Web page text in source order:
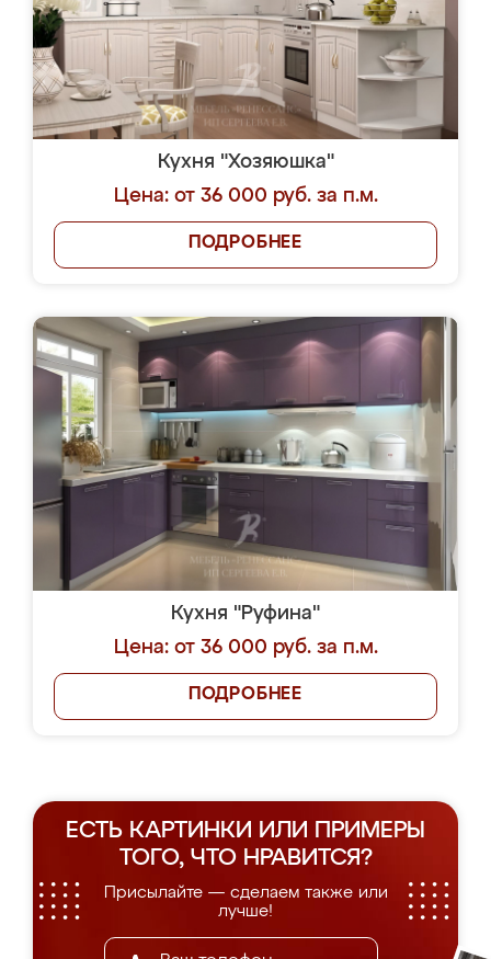
Кухня "Хозяюшка"
Цена: от 36 000 руб. за п.м.
ПОДРОБНЕЕ
Кухня "Руфина"
Цена: от 36 000 руб. за п.м.
ПОДРОБНЕЕ
ЕСТЬ КАРТИНКИ ИЛИ ПРИМЕРЫ
ТОГО, ЧТО НРАВИТСЯ?
Присылайте — сделаем также или
лучше!